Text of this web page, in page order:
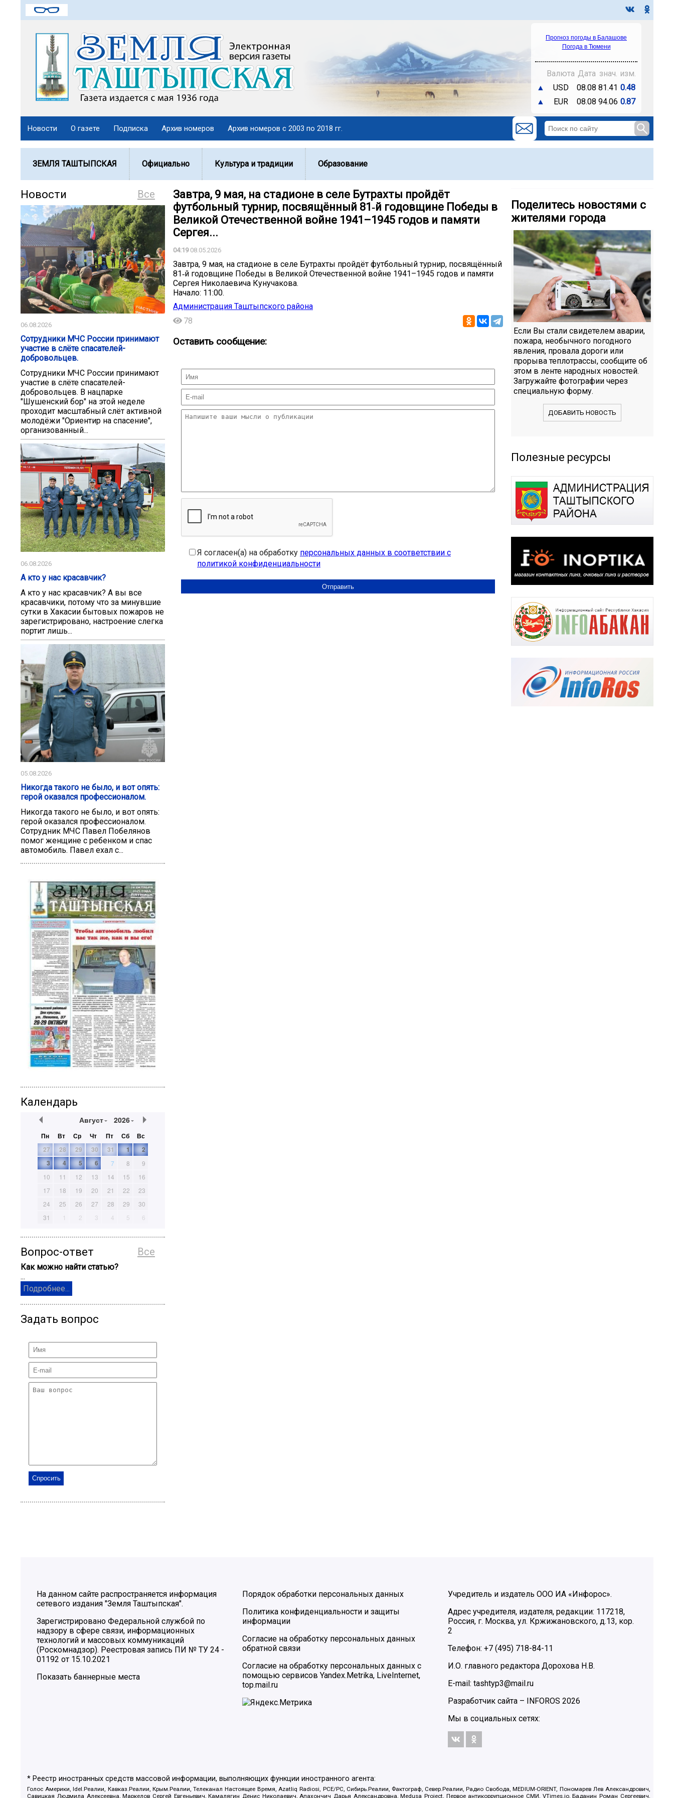
Прогноз погоды в Балашове
Погода в Тюмени
Валюта Дата знач. изм.
▲
USD 08.08 81.41 0.48
▲
EUR 08.08 94.06 0.87
Новости О газете Подписка Архив номеров Архив номеров с 2003 по 2018 гг.
ЗЕМЛЯ ТАШТЫПСКАЯ Официально Культура и традиции Образование
Все
Новости
06.08.2026
Сотрудники МЧС России принимают
участие в слёте спасателей-
добровольцев.
Сотрудники МЧС России принимают
участие в слёте спасателей-
добровольцев. В нацпарке
"Шушенский бор" на этой неделе
проходит масштабный слёт активной
молодёжи "Ориентир на спасение",
организованный...
06.08.2026
А кто у нас красавчик?
А кто у нас красавчик? А вы все
красавчики, потому что за минувшие
сутки в Хакасии бытовых пожаров не
зарегистрировано, настроение слегка
портит лишь...
05.08.2026
Никогда такого не было, и вот опять:
герой оказался профессионалом.
Никогда такого не было, и вот опять:
герой оказался профессионалом.
Сотрудник МЧС Павел Побелянов
помог женщине с ребенком и спас
автомобиль. Павел ехал с...
Календарь
Август 2026
Пн Вт Ср Чт Пт Сб
Вс
27
28 29 30 31 1
2
3
4 5 6 7 8
9
10
11 12 13 14 15
16
17
18 19 20 21 22
23
24
25 26 27 28 29
30
31
1 2 3 4 5 6
Все
Вопрос-ответ
Как можно найти статью?
...
Подробнее...
Задать вопрос
Завтра, 9 мая, на стадионе в селе Бутрахты пройдёт
футбольный турнир, посвящённый 81‑й годовщине Победы в
Великой Отечественной войне 1941–1945 годов и памяти
Сергея...
04:1908.05.2026
Завтра, 9 мая, на стадионе в селе Бутрахты пройдёт футбольный турнир, посвящённый
81‑й годовщине Победы в Великой Отечественной войне 1941–1945 годов и памяти
Сергея Николаевича Кунучакова.
Начало: 11:00.
Администрация Таштыпского района
78
Оставить сообщение:
Я согласен(а) на обработку персональных данных в соответствии с
политикой конфиденциальности
Поделитесь новостями с
жителями города
Если Вы стали свидетелем аварии,
пожара, необычного погодного
явления, провала дороги или
прорыва теплотрассы, сообщите об
этом в ленте народных новостей.
Загружайте фотографии через
специальную форму.
ДОБАВИТЬ НОВОСТЬ
Полезные ресурсы
На данном сайте распространяется информация
сетевого издания "Земля Таштыпская".
Зарегистрировано Федеральной службой по
надзору в сфере связи, информационных
технологий и массовых коммуникаций
(Роскомнадзор). Реестровая запись ПИ № ТУ 24 -
01192 от 15.10.2021
Показать баннерные места
Порядок обработки персональных данных
Политика конфиденциальности и защиты
информации
Согласие на обработку персональных данных
обратной связи
Согласие на обработку персональных данных с
помощью сервисов Yandex.Metrika, LiveInternet,
top.mail.ru
Учредитель и издатель ООО ИА «Инфорос».
Адрес учредителя, издателя, редакции: 117218,
Россия, г. Москва, ул. Кржижановского, д.13, кор.
2
Телефон: +7 (495) 718-84-11
И.О. главного редактора Дорохова Н.В.
E-mail: tashtyp3@mail.ru
Разработчик сайта – INFOROS 2026
Мы в социальных сетях:
* Реестр иностранных средств массовой информации, выполняющих функции иностранного агента:
Голос Америки, Idel.Реалии, Кавказ.Реалии, Крым.Реалии, Телеканал Настоящее Время, Azatliq Radiosi, PCE/PC, Сибирь.Реалии, Фактограф, Север.Реалии, Радио Свобода, MEDIUM-ORIENT, Пономарев Лев Александрович,
Савицкая Людмила Алексеевна, Маркелов Сергей Евгеньевич, Камалягин Денис Николаевич, Апахончич Дарья Александровна, Medusa Project, Первое антикоррупционное СМИ, VTimes.io, Баданин Роман Сергеевич,